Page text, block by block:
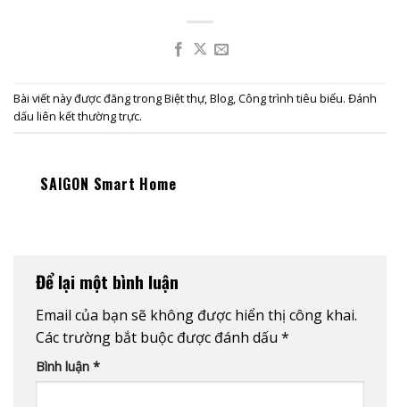
Bài viết này được đăng trongBiệt thự,Blog,Công trình tiêu biểu. Đánh
dấu liên kết thường trực.
SAIGON Smart Home
Để lại một bình luận
Email của bạn sẽ không được hiển thị công khai.
Các trường bắt buộc được đánh dấu *
Bình luận *